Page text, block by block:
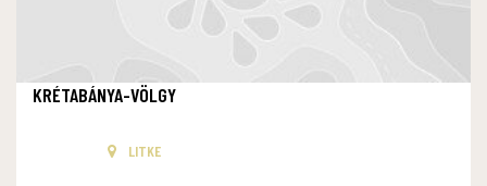
KRÉTABÁNYA-VÖLGY
LITKE